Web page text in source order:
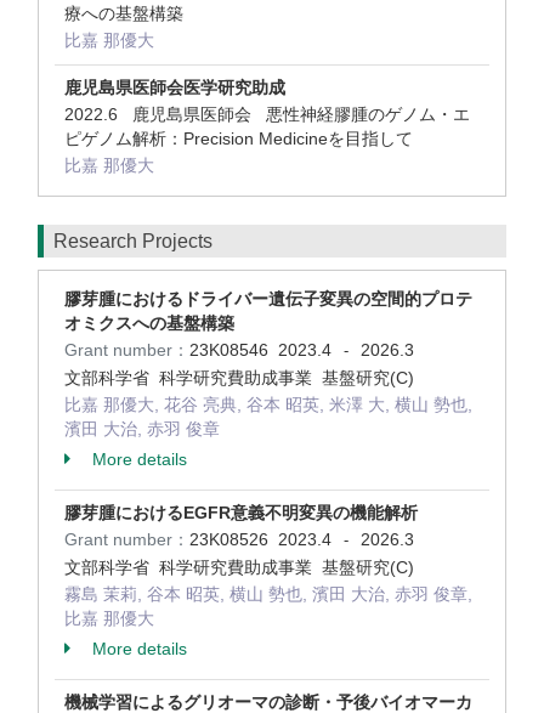
療への基盤構築
比嘉 那優大
鹿児島県医師会医学研究助成
2022.6 鹿児島県医師会 悪性神経膠腫のゲノム・エ
ピゲノム解析：Precision Medicineを目指して
比嘉 那優大
Research Projects
膠芽腫におけるドライバー遺伝子変異の空間的プロテ
オミクスへの基盤構築
Grant number： 23K08546 2023.4 -
2026.3
文部科学省 科学研究費助成事業 基盤研究(C)
比嘉 那優大, 花谷 亮典, 谷本 昭英, 米澤 大, 横山 勢也,
濱田 大治, 赤羽 俊章
More details
膠芽腫におけるEGFR意義不明変異の機能解析
Grant number： 23K08526 2023.4 -
2026.3
文部科学省 科学研究費助成事業 基盤研究(C)
霧島 茉莉, 谷本 昭英, 横山 勢也, 濱田 大治, 赤羽 俊章,
比嘉 那優大
More details
機械学習によるグリオーマの診断・予後バイオマーカ